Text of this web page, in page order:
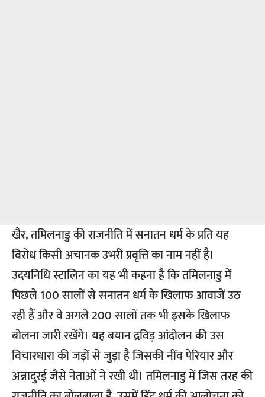
खैर, तमिलनाडु की राजनीति में सनातन धर्म के प्रति यह
विरोध किसी अचानक उभरी प्रवृत्ति का नाम नहीं है।
उदयनिधि स्टालिन का यह भी कहना है कि तमिलनाडु में
पिछले 100 सालों से सनातन धर्म के खिलाफ आवाजें उठ
रही हैं और वे अगले 200 सालों तक भी इसके खिलाफ
बोलना जारी रखेंगे। यह बयान द्रविड़ आंदोलन की उस
विचारधारा की जड़ों से जुड़ा है जिसकी नींव पेरियार और
अन्नादुरई जैसे नेताओं ने रखी थी। तमिलनाडु में जिस तरह की